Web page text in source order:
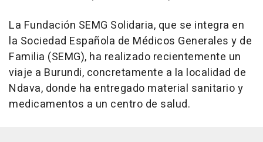
La Fundación SEMG Solidaria, que se integra en
la Sociedad Española de Médicos Generales y de
Familia (SEMG), ha realizado recientemente un
viaje a Burundi, concretamente a la localidad de
Ndava, donde ha entregado material sanitario y
medicamentos a un centro de salud.